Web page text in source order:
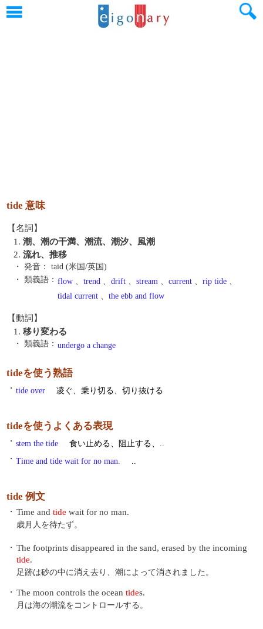
tide 意味
【名詞】
1. 潮、潮の干満、潮流、潮汐、風潮
2. 流れ、推移
・ 発音：
taid (米国/英国)
・ 類義語： flow 、 trend 、 drift 、 stream 、 current 、 rip tide 、
tidal current 、 the ebb and flow
【動詞】
1. 移り変わる
・ 類義語： undergo a change
tideを使う熟語
・ tide over 凌ぐ、乗り切る、切り抜ける
tideを使うよくある表現
・ stem the tide
食い止める、阻止する、..
・ Time and tide wait for no man. ..
tide 例文
・ Time and tide wait for no man.
歳月人を待たず。
・ The footprints disappeared in the sand, erased by the incoming
tide.
足跡は砂の中に消え去り、潮によって消されました。
・ The moon controls the ocean tides.
月は海の潮流をコントロールする。